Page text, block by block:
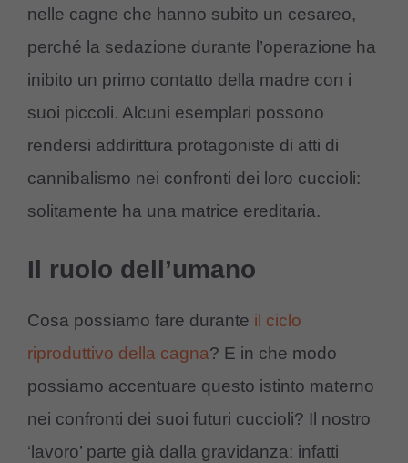
nelle cagne che hanno subito un cesareo,
perché la sedazione durante l’operazione ha
inibito un primo contatto della madre con i
suoi piccoli. Alcuni esemplari possono
rendersi addirittura protagoniste di atti di
cannibalismo nei confronti dei loro cuccioli:
solitamente ha una matrice ereditaria.
Il ruolo dell’umano
Cosa possiamo fare durante il ciclo
riproduttivo della cagna? E in che modo
possiamo accentuare questo istinto materno
nei confronti dei suoi futuri cuccioli? Il nostro
‘lavoro’ parte già dalla gravidanza: infatti